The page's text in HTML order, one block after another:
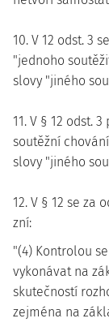
10. V 12 odst. 3
"jednoho
slovy "jiného
11. V § 12 odst.
soutěžní
slovy "jiného
12. V § 12 se za
zní:
"(4) Kontrolou
vykonávat na
skutečností
zejména na